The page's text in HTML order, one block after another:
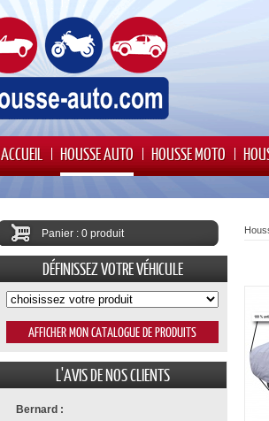
ACCUEIL HOUSSE AUTO HOUSSE MOTO
Panier : 0 produit
DÉFINISSEZ VOTRE VÉHICULE
L'AVIS DE NOS CLIENTS
Bernard :